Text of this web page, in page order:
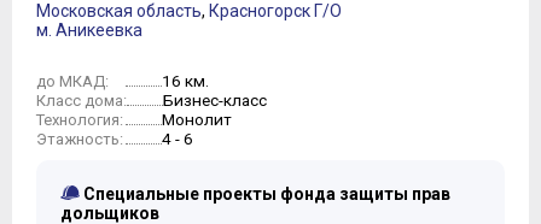
Московская область, Красногорск Г/О
м. Аникеевка
до МКАД: 16 км.
Класс дома: Бизнес-класс
Технология: Монолит
Этажность: 4 - 6
Специальные проекты фонда защиты прав
дольщиков